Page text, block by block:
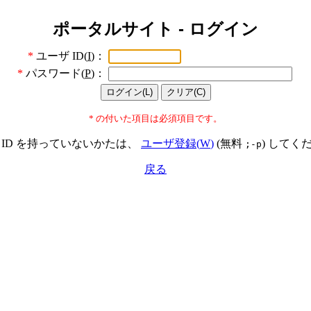
ポータルサイト - ログイン
* ユーザ ID(I)：
* パスワード(P)：
* の付いた項目は必須項目です。
を持っていないかたは、 ユーザ登録(W) (無料 ;-p) してく
戻る